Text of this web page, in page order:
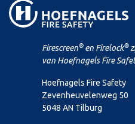
Firescreen® en Firelock®
van Hoefnagels Fire
Hoefnagels Fire Safety
Zevenheuvelenweg 50
5048 AN Tilburg